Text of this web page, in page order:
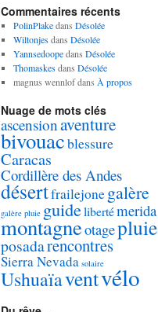
Commentaires récents
PolinPlakedans Désolée
Wiltonjesdans Désolée
Yannsedoopedans Désolée
Thomaskesdans Désolée
magnus wennlofdans À propos
Nuage de mots clés
ascensionaventure
bivouacblessure
Caracas
Cordillère des Andes
désertfrailejonegalère
galère pluie guidelibertémerida
montagneotagepluie
posadarencontres
Sierra Nevada solaire
Ushuaïaventvélo